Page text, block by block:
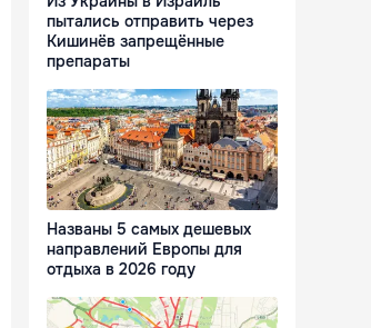
пытались отправить через
Кишинёв запрещённые
препараты
Названы 5 самых дешевых
направлений Европы для
отдыха в 2026 году